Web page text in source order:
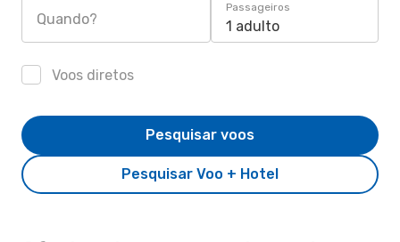
Quando?
Passageiros
1 adulto
Voos diretos
Pesquisar Voo + Hotel
Pesquisar voos